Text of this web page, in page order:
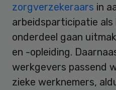
zorgverzekeraars in
arbeidsparticipatie als
onderdeel gaan
en -opleiding.
werkgevers passend
zieke werknemers,